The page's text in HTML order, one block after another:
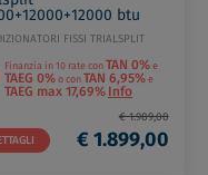
btu
7,9 kw codice prod:
Y 35(35)(35)M MU2-
FISSI TRIALSPLIT
Finanzia in 10 rate conTAN 0%e
TAEG 0%o conTAN 6,95%e
TAEG max 17,69%Info
€ 1.989,00
€ 1.899,00